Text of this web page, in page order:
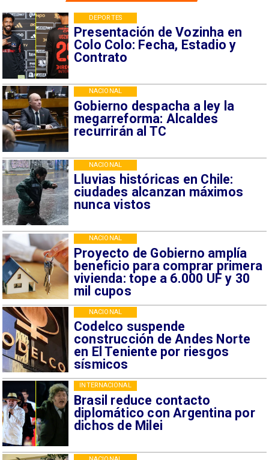
Presentación de Vozinha en
Colo Colo: Fecha, Estadio y
Contrato
DEPORTES
Gobierno despacha a ley la
megarreforma: Alcaldes
recurrirán al TC
NACIONAL
Lluvias históricas en Chile:
ciudades alcanzan máximos
nunca vistos
NACIONAL
Proyecto de Gobierno amplía
beneficio para comprar primera
vivienda: tope a 6.000 UF y 30
mil cupos
NACIONAL
Codelco suspende
construcción de Andes Norte
en El Teniente por riesgos
sísmicos
NACIONAL
Brasil reduce contacto
diplomático con Argentina por
dichos de Milei
INTERNACIONAL